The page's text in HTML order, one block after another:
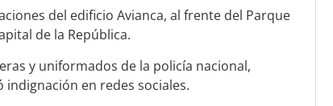
del edificio Avianca, al frente del Parque
de la República.
y uniformados de la policía nacional,
en redes sociales.